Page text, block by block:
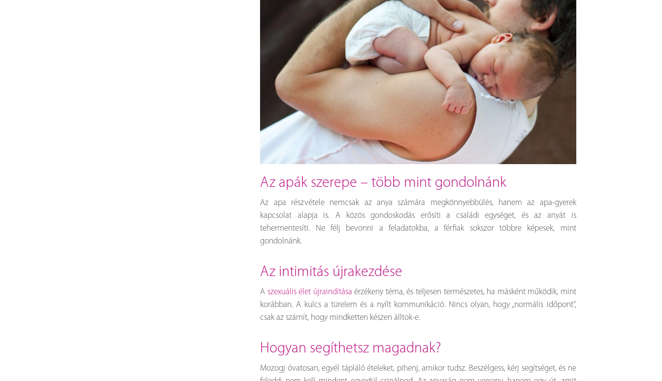
az apák szerepe – több mint gondolnánk
Az apa részvétele nemcsak az anya számára megkönnyebbülés, hanem az apa-gyerek
kapcsolat alapja is. A közös gondoskodás erősíti a családi egységet, és az anyát is
tehermentesíti. Ne félj bevonni a feladatokba, a férfiak sokszor többre képesek, mint
gondolnánk.
az intimitás újrakezdése
A szexuális élet újraindítása érzékeny téma, és teljesen természetes, ha másként működik, mint
korábban. A kulcs a türelem és a nyílt kommunikáció. Nincs olyan, hogy „normális időpont”,
csak az számít, hogy mindketten készen álltok-e.
hogyan segíthetsz magadnak?
Mozogj óvatosan, egyél tápláló ételeket, pihenj, amikor tudsz. Beszélgess, kérj segítséget, és ne